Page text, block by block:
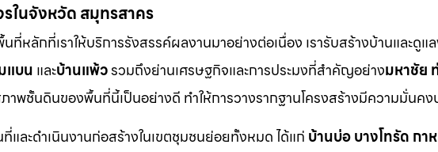
ในจังหวัด สมุทรสาคร
ที่หลักที่เราให้บริการรังสรรค์ผลงานมาอย่างต่อเนื่อง เรารับสร้างบ้านและดู
แบน และบ้านแพ้วรวมถึงย่านเศรษฐกิจและการประมงที่สำคัญอย่างมหาชัย
ภาพชั้นดินของพื้นที่นี้เป็นอย่างดี ทำให้การวางรากฐานโครงสร้างมีความมั่น
ที่และดำเนินงานก่อสร้างในเขตชุมชนย่อยทั้งหมด ได้แก่ บ้านบ่อ บางโทรัด ก